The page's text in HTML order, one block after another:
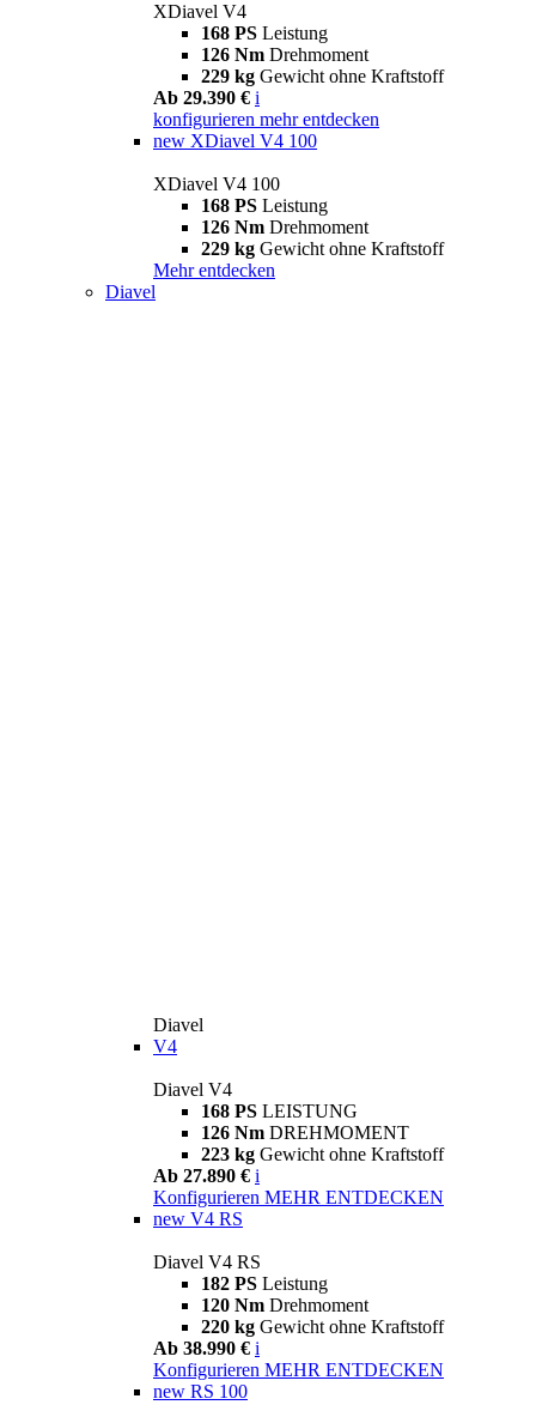
XDiavel V4
168 PS Leistung
126 Nm Drehmoment
229 kg Gewicht ohne Kraftstoff
Ab 29.390 € i
konfigurieren mehr entdecken
new XDiavel V4 100
XDiavel V4 100
168 PS Leistung
126 Nm Drehmoment
229 kg Gewicht ohne Kraftstoff
Mehr entdecken
Diavel
Diavel
V4
Diavel V4
168 PS LEISTUNG
126 Nm DREHMOMENT
223 kg Gewicht ohne Kraftstoff
Ab 27.890 € i
Konfigurieren MEHR ENTDECKEN
new V4 RS
Diavel V4 RS
182 PS Leistung
120 Nm Drehmoment
220 kg Gewicht ohne Kraftstoff
Ab 38.990 € i
Konfigurieren MEHR ENTDECKEN
new RS 100